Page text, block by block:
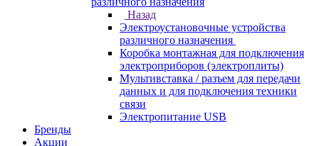
Назад
Электроустановочные устройства
различного назначения
Коробка монтажная для подключения
электроприборов (электроплиты)
Мультивставка / разъем для передачи
данных и для подключения техники
связи
Электропитание USB
Бренды
Акции